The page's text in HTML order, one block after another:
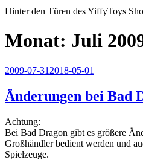
Hinter den Türen des YiffyToys
Monat: Juli
Veröffentlicht
2009-07-31 2018-05-01
Änderungen bei Bad
Achtung:
Bei Bad Dragon gibt es größere
Großhändler bedient werden und
Spielzeuge.